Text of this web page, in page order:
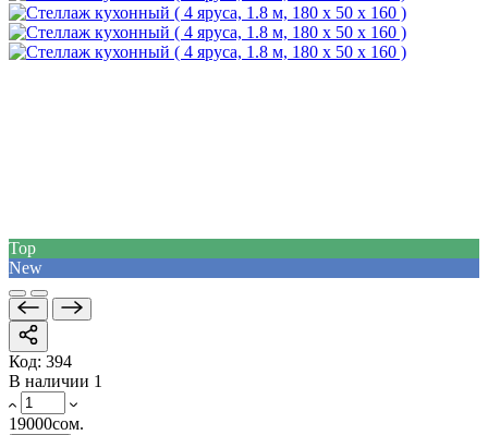
Top
New
Код: 394
В наличии 1
19000сом.